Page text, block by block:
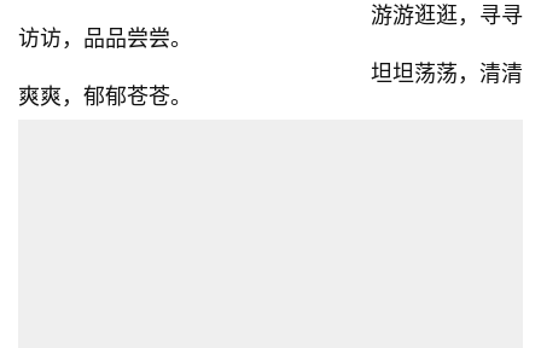
游游逛逛，寻寻
访访，品品尝尝。
坦坦荡荡，清清
爽爽，郁郁苍苍。